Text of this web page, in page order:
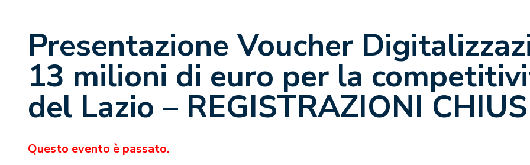
Presentazione Voucher
13 milioni di euro per la
del Lazio – REGISTRAZIONI
Questo evento è passato.